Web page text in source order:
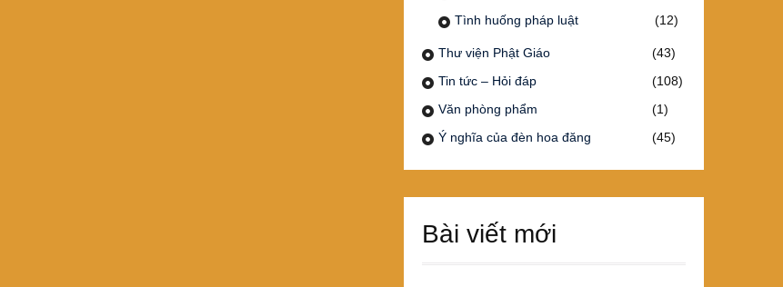
Tình huống pháp luật
(12)
Thư viện Phật Giáo
(43)
Tin tức – Hỏi đáp
(108)
Văn phòng phẩm
(1)
Ý nghĩa của đèn hoa đăng
(45)
Bài viết mới